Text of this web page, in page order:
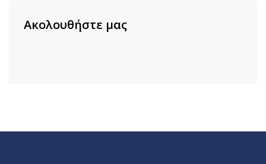
Ακολουθήστε μας